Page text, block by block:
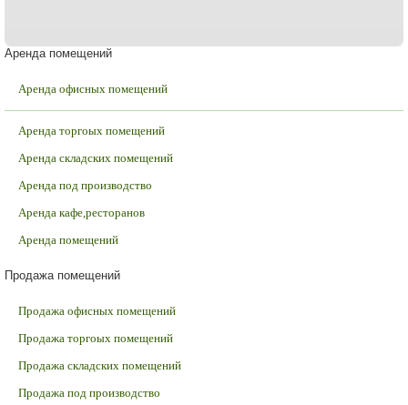
Аренда помещений
Аренда офисных помещений
Аренда торгоых помещений
Аренда складских помещений
Аренда под производство
Аренда кафе,ресторанов
Аренда помещений
Продажа помещений
Продажа офисных помещений
Продажа торгоых помещений
Продажа складских помещений
Продажа под производство